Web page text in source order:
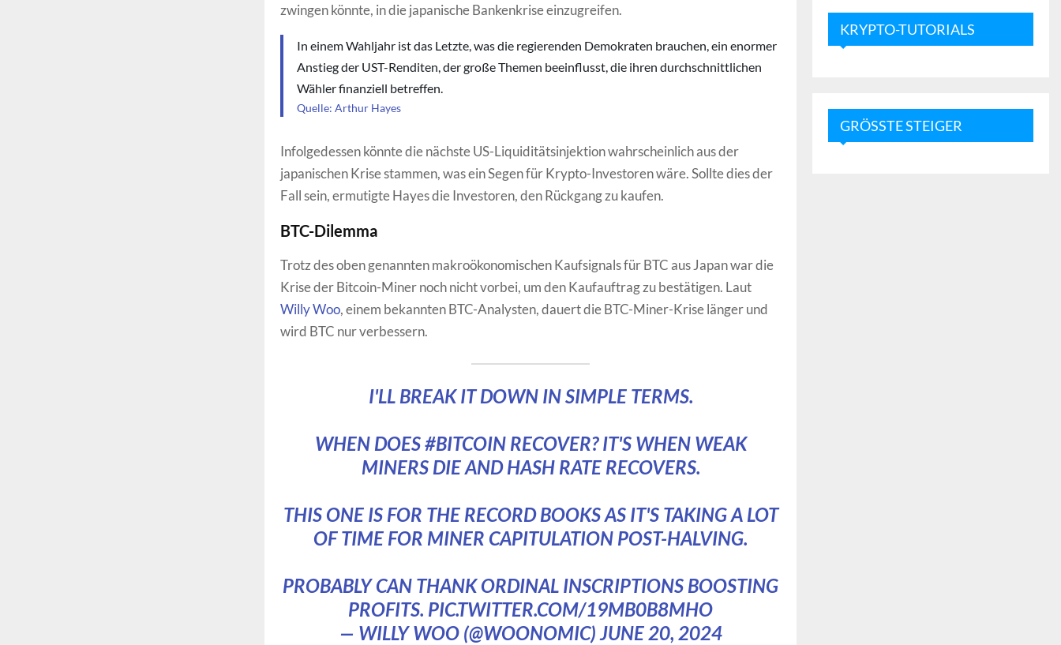
zwingen könnte, in die japanische Bankenkrise einzugreifen.
In einem Wahljahr ist das Letzte, was die regierenden Demokraten brauchen, ein enormer
Anstieg der UST-Renditen, der große Themen beeinflusst, die ihren durchschnittlichen
Wähler finanziell betreffen.
Quelle: Arthur Hayes
Infolgedessen könnte die nächste US-Liquiditätsinjektion wahrscheinlich aus der
japanischen Krise stammen, was ein Segen für Krypto-Investoren wäre. Sollte dies der
Fall sein, ermutigte Hayes die Investoren, den Rückgang zu kaufen.
BTC-Dilemma
Trotz des oben genannten makroökonomischen Kaufsignals für BTC aus Japan war die
Krise der Bitcoin-Miner noch nicht vorbei, um den Kaufauftrag zu bestätigen. Laut
Willy Woo, einem bekannten BTC-Analysten, dauert die BTC-Miner-Krise länger und
wird BTC nur verbessern.
I'LL BREAK IT DOWN IN SIMPLE TERMS.
WHEN DOES#BITCOINRECOVER? IT'S WHEN WEAK
MINERS DIE AND HASH RATE RECOVERS.
THIS ONE IS FOR THE RECORD BOOKS AS IT'S TAKING A LOT
OF TIME FOR MINER CAPITULATION POST-HALVING.
PROBABLY CAN THANK ORDINAL INSCRIPTIONS BOOSTING
PROFITS. PIC.TWITTER.COM/19MB0B8MHO
— WILLY WOO (@WOONOMIC) JUNE 20, 2024
KRYPTO-TUTORIALS
GRÖSSTE STEIGER